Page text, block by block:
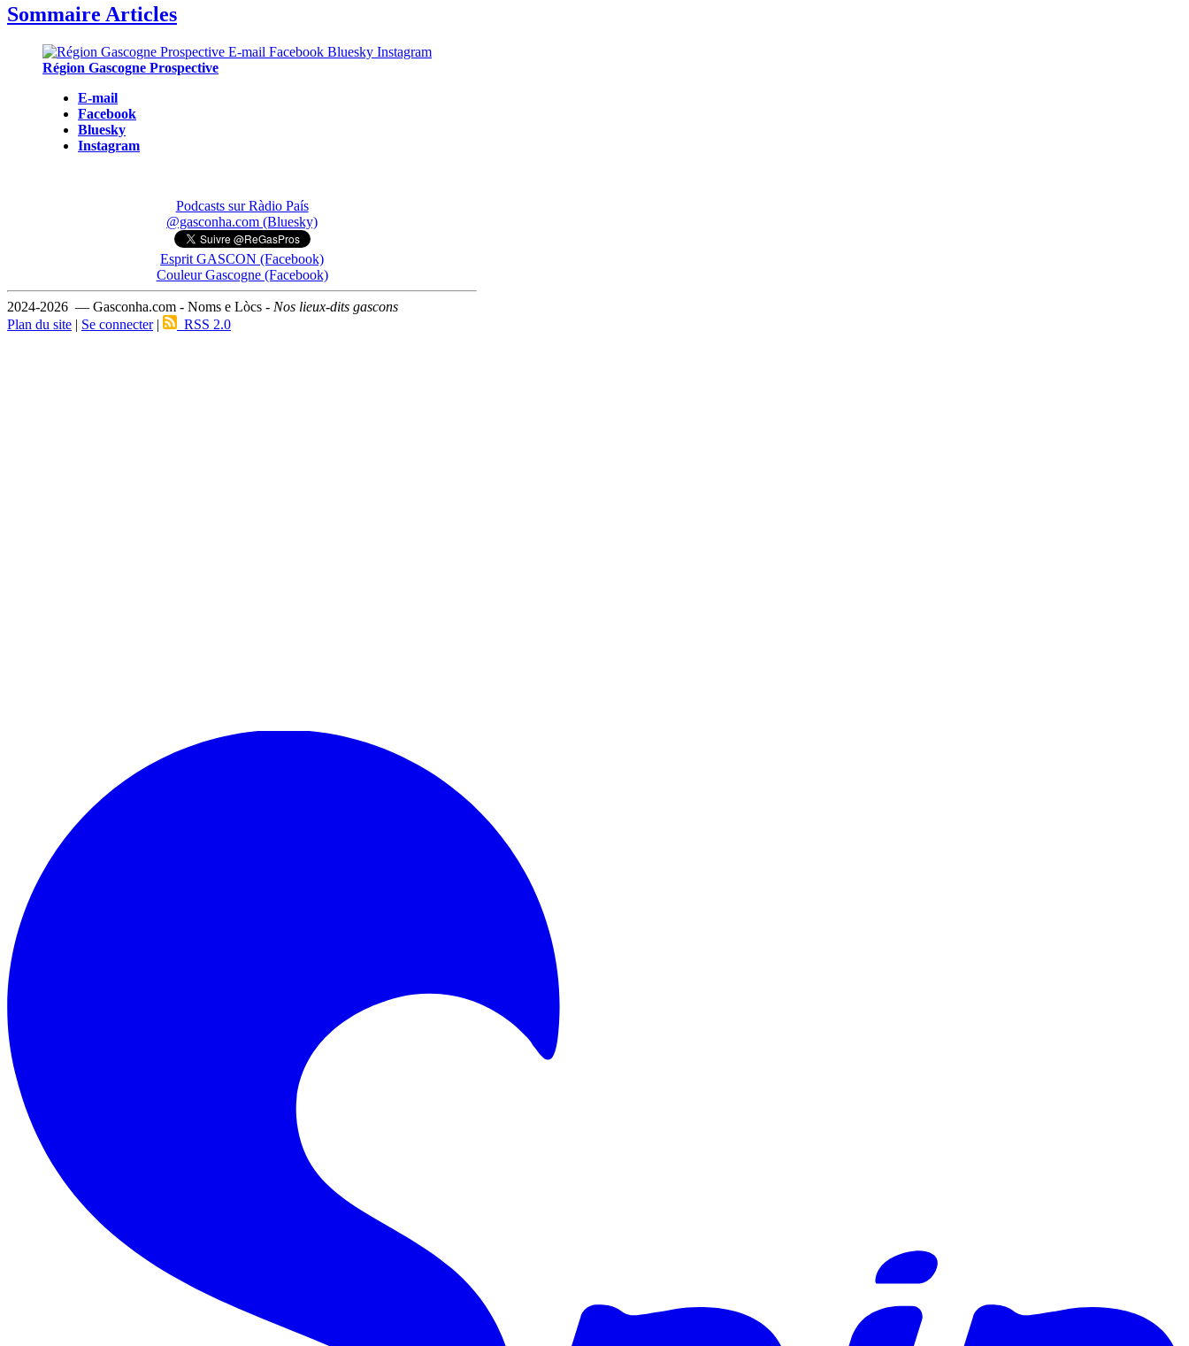
Sommaire Articles
Région Gascogne Prospective
E-mail
Facebook
Bluesky
Instagram
Podcasts sur Ràdio País
@gasconha.com (Bluesky)
Esprit GASCON (Facebook)
Couleur Gascogne (Facebook)
2024-2026 — Gasconha.com - Noms e Lòcs - Nos lieux-dits gascons
Plan du site | Se connecter| RSS 2.0